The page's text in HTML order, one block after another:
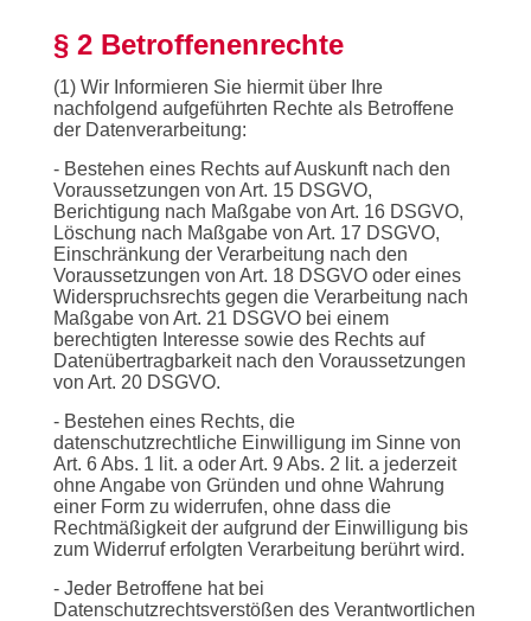
§ 2 Betroffenenrechte
(1) Wir Informieren Sie hiermit über Ihre
nachfolgend aufgeführten Rechte als Betroffene
der Datenverarbeitung:
- Bestehen eines Rechts auf Auskunft nach den
Voraussetzungen von Art. 15 DSGVO,
Berichtigung nach Maßgabe von Art. 16 DSGVO,
Löschung nach Maßgabe von Art. 17 DSGVO,
Einschränkung der Verarbeitung nach den
Voraussetzungen von Art. 18 DSGVO oder eines
Widerspruchsrechts gegen die Verarbeitung nach
Maßgabe von Art. 21 DSGVO bei einem
berechtigten Interesse sowie des Rechts auf
Datenübertragbarkeit nach den Voraussetzungen
von Art. 20 DSGVO.
- Bestehen eines Rechts, die
datenschutzrechtliche Einwilligung im Sinne von
Art. 6 Abs. 1 lit. a oder Art. 9 Abs. 2 lit. a jederzeit
ohne Angabe von Gründen und ohne Wahrung
einer Form zu widerrufen, ohne dass die
Rechtmäßigkeit der aufgrund der Einwilligung bis
zum Widerruf erfolgten Verarbeitung berührt wird.
- Jeder Betroffene hat bei
Datenschutzrechtsverstößen des Verantwortlichen